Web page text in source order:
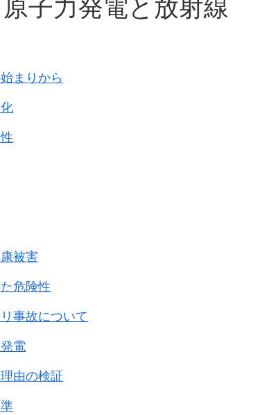
ます。
軍慰安婦問題、
して
ありました。
｢集団自決｣は、
も大きな特徴です。
の方が怖かった
ことはどういうことだったのか？
の死亡者合計よりも
徴です。
まりから
被害
危険性
事故について
電
由の検証